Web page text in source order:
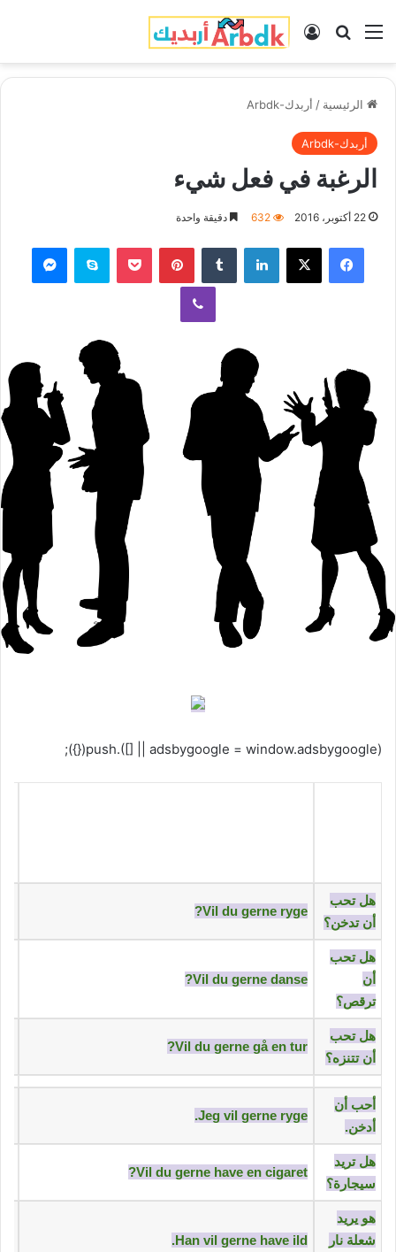
القائمة بحث عنتسجيل الدخول
الرئيسية / أربدك-Arbdk
أربدك-Arbdk
الرغبة في فعل شيء‬
22 أكتوبر، 2016 632 دقيقة واحدة
فيسبوك لينكدإن بينتيريست سكايب
ڤايبر
(adsbygoogle = window.adsbygoogle || []).push({});
‫هل تحب
أن تدخن؟‬
Vil du gerne ryge?
‫هل تحب
أن
ترقص؟‬
Vil du gerne danse?
‫هل تحب
أن تتنزه؟‬
Vil du gerne gå en tur?
‫أحب أن
أدخن.‬
Jeg vil gerne ryge.
‫هل تريد
سيجارة؟‬
Vil du gerne have en cigaret?
‫هو يريد
شعلة نار
Han vil gerne have ild.